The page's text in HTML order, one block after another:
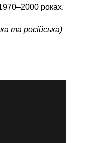
роках.
та російська)